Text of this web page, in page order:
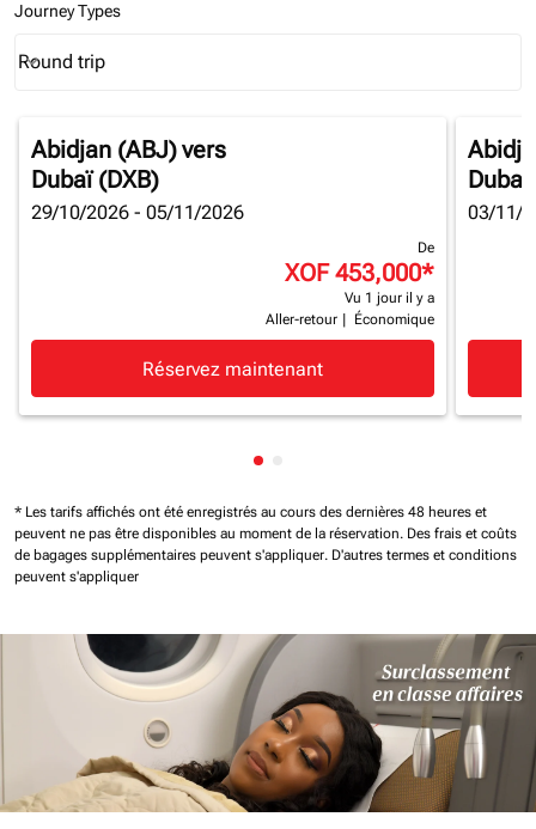
Journey Types
Journey Types option Round trip Selected
Round trip
keyboard_arrow_down
Abidjan (ABJ)vers
Dubaï (DXB)
29/10/2026 - 05/11/2026
De
XOF 453,000*
Vu 1 jour il y a
Aller-retour
Économique
Réservez maintenant
Dubaï
03/11/
Affichage de cmp-pagination-
* Les tarifs affichés ont été enregistrés au cours des dernières 48 heures et
peuvent ne pas être disponibles au moment de la réservation. Des frais et coûts
de bagages supplémentaires peuvent s'appliquer. D'autres termes et conditions
peuvent s'appliquer